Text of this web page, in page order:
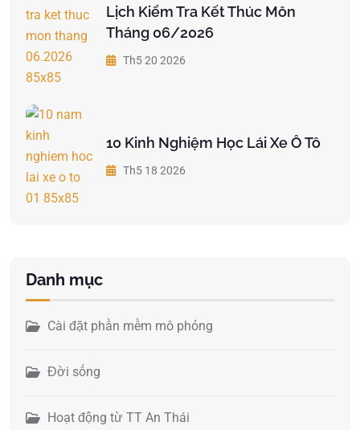
Lịch Kiểm Tra Kết Thúc Môn
Tháng 06/2026
Th5 20 2026
10 Kinh Nghiệm Học Lái Xe Ô Tô
Th5 18 2026
Danh mục
Cài đặt phần mềm mô phỏng
Đời sống
Hoạt động từ TT An Thái